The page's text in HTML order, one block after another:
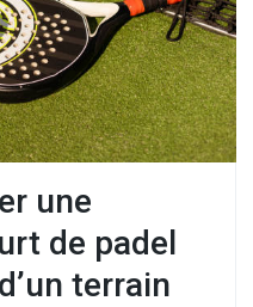
une
de padel
terrain